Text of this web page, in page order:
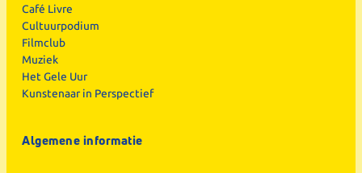
Café Livre
Cultuurpodium
Filmclub
Muziek
Het Gele Uur
Kunstenaar in Perspectief
Algemene informatie